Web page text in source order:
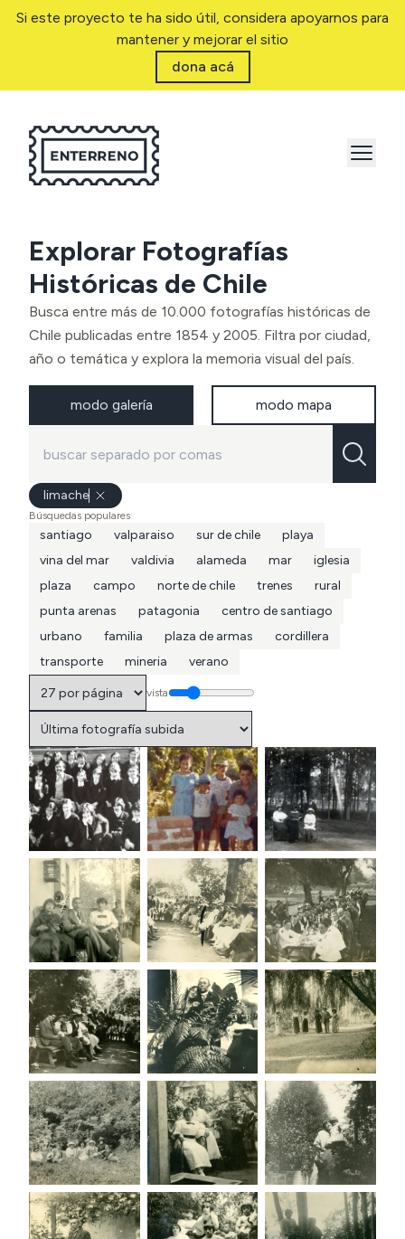
Si este proyecto te ha sido útil, considera apoyarnos para
mantener y mejorar el sitio
dona acá
Explorar Fotografías
Históricas de Chile
Busca entre más de 10.000 fotografías históricas de
Chile publicadas entre 1854 y 2005. Filtra por ciudad,
año o temática y explora la memoria visual del país.
modo galería modo mapa
limache
Búsquedas populares
santiago valparaiso sur de chile
playa
vina del mar
valdivia alameda mar
iglesia
plaza
campo norte de chile trenes
rural
punta arenas
patagonia
centro de santiago
urbano
familia plaza de armas
cordillera
transporte
mineria verano
vista